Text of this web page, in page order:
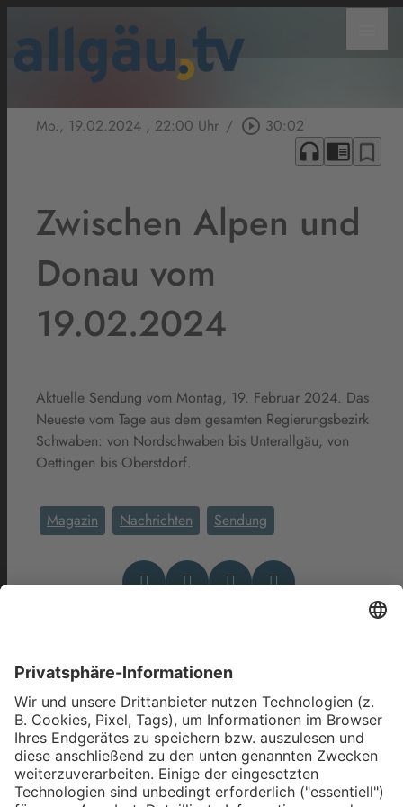
Mo., 19.02.2024 , 22:00 Uhr / play_circle_outline 30:02
headphones chrome_reader_mode bookmark_border
Zwischen Alpen und
Donau vom
19.02.2024
Aktuelle Sendung vom Montag, 19. Februar 2024. Das
Neueste vom Tage aus dem gesamten Regierungsbezirk
Schwaben: von Nordschwaben bis Unterallgäu, von
Oettingen bis Oberstdorf.
Magazin Nachrichten Sendung
Das könnte Dich auch
interessieren
allgäu.tv Nachrichten - Freitag,